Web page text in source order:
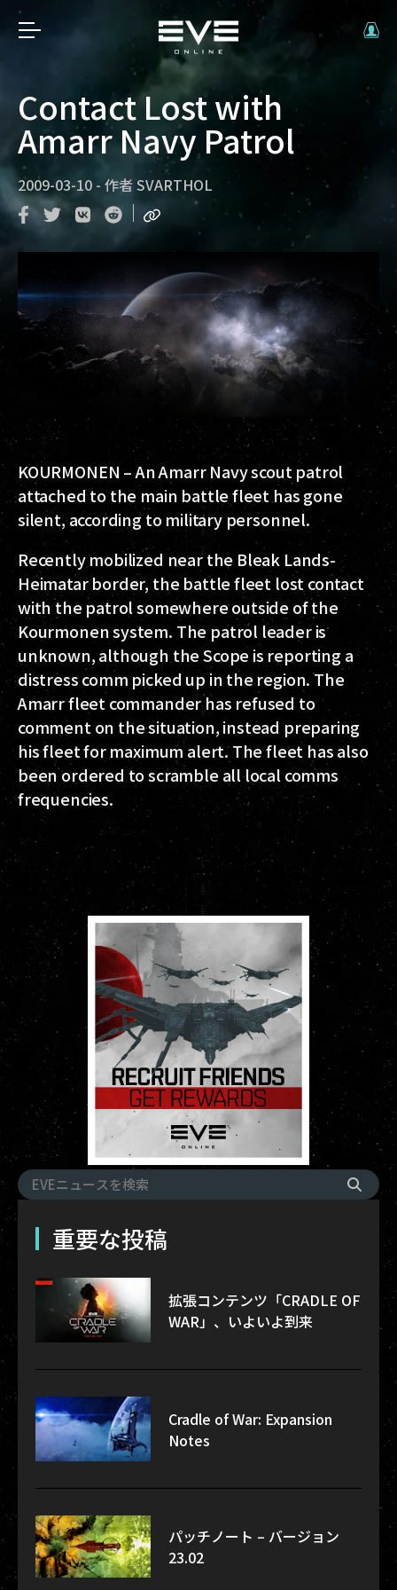
Contact Lost with
Amarr Navy Patrol
2009-03-10 - 作者 SVARTHOL
KOURMONEN – An Amarr Navy scout patrol
attached to the main battle fleet has gone
silent, according to military personnel.
Recently mobilized near the Bleak Lands-
Heimatar border, the battle fleet lost contact
with the patrol somewhere outside of the
Kourmonen system. The patrol leader is
unknown, although the Scope is reporting a
distress comm picked up in the region. The
Amarr fleet commander has refused to
comment on the situation, instead preparing
his fleet for maximum alert. The fleet has also
been ordered to scramble all local comms
frequencies.
重要な投稿
拡張コンテンツ「CRADLE OF
WAR」、いよいよ到来
Cradle of War: Expansion
Notes
パッチノート – バージョン
23.02